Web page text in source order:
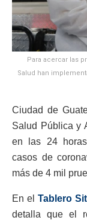
Para acercar las
Salud han
Ciudad de
Salud Pública y
en las 24
casos de
más de 4 mil
En el Tablero
detalla que el